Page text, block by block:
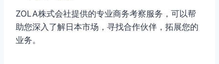
ZOLA株式会社提供的专业商务考察服务，可以帮
助您深入了解日本市场，寻找合作伙伴，拓展您的
业务。